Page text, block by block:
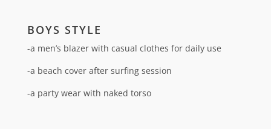
BOYS STYLE
-a men’s blazer with casual clothes for daily use
-a beach cover after surfing session
-a party wear with naked torso